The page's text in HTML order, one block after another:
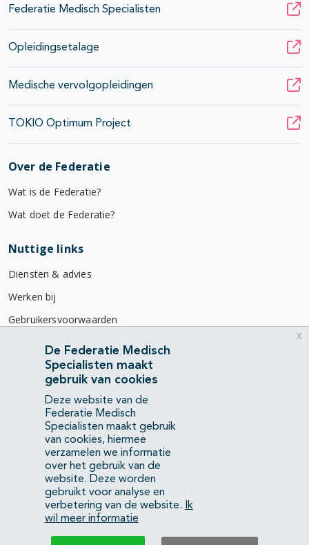
Federatie Medisch Specialisten
Opleidingsetalage
Medische vervolgopleidingen
TOKIO Optimum Project
Over de Federatie
Wat is de Federatie?
Wat doet de Federatie?
Nuttige links
Diensten & advies
Werken bij
Gebruikersvoorwaarden
Privacyverklaring
Contact
Mercatorlaan 1200
3528 BL Utrecht
(088) 505 34 34
info@richtlijnendatabase.nl
YouTubeLinkedIn
De Federatie Medisch
Specialisten maakt
gebruik van cookies
Deze website van de
Federatie Medisch
Specialisten maakt gebruik
van cookies, hiermee
verzamelen we informatie
over het gebruik van de
website. Deze worden
gebruikt voor analyse en
verbetering van de website.
Ik
wil meer informatie
x